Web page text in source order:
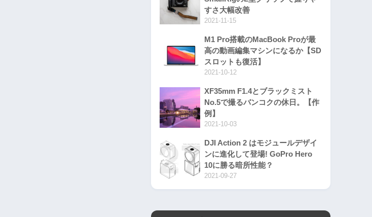
すさ大幅改善
2021-11-15
M1 Pro搭載のMacBook Proが最
高の動画編集マシンになるか【SD
スロットも復活】
2021-10-12
XF35mm F1.4とブラックミスト
No.5で撮るバンコクの休日。【作
例】
2021-10-03
DJI Action 2 はモジュールデザイ
ンに進化して登場! GoPro Hero
10に勝る暗所性能？
2021-09-27